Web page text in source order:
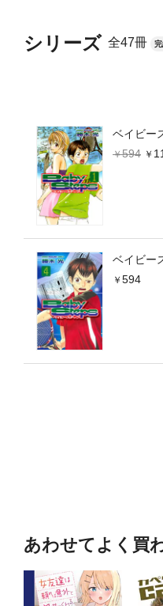
シリーズ 全47冊
ベイビー
594
ベイビー
594
あわせてよく買